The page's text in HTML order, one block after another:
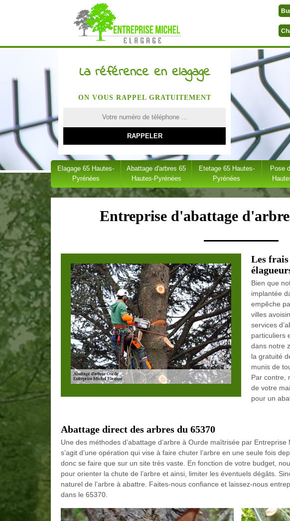
La référence en elagage
ON VOUS RAPPEL GRATUITEMENT
Elagage 65 Hautes-
Pyrénées
Abattage d'arbres 65
Hautes-Pyrénées
Etetage 65 Hautes-
Pyrénées
Pose
Entreprise d'abattage
Les frais
Bien que
implantée
empêche
villes
services
particuliers
dans notre
la gratuité
munis de
Par contre,
de votre
pour un
Abattage direct des arbres du 65370
Une des méthodes d’abattage d’arbre à Ourde maîtrisée par
s’agit d’une opération qui vise à faire chuter l’arbre en une seule fois
donc se faire que sur un site très vaste. En fonction de votre budget,
pour orienter la chute de l’arbre et ainsi, limiter les éventuels dégâts.
naturel de l’arbre à abattre. Faites-nous confiance et laissez-nous
dans le 65370.